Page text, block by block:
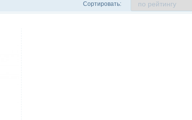
Сортировать: